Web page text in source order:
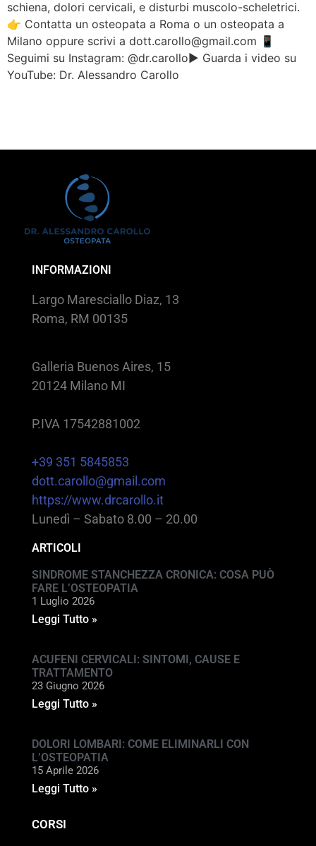
schiena, dolori cervicali, e disturbi muscolo-scheletrici.
👉 Contatta un osteopata a Roma o un osteopata a
Milano oppure scrivi a dott.carollo@gmail.com 📱
Seguimi su Instagram: @dr.carollo▶️ Guarda i video su
YouTube: Dr. Alessandro Carollo
INFORMAZIONI
Largo Maresciallo Diaz, 13
Roma, RM 00135
Galleria Buenos Aires, 15
20124 Milano MI
P.IVA 17542881002
+39 351 5845853
dott.carollo@gmail.com
https://www.drcarollo.it
Lunedì – Sabato 8.00 – 20.00
ARTICOLI
SINDROME STANCHEZZA CRONICA: COSA PUÒ
FARE L’OSTEOPATIA
1 Luglio 2026
Leggi Tutto »
ACUFENI CERVICALI: SINTOMI, CAUSE E
TRATTAMENTO
23 Giugno 2026
Leggi Tutto »
DOLORI LOMBARI: COME ELIMINARLI CON
L’OSTEOPATIA
15 Aprile 2026
Leggi Tutto »
CORSI